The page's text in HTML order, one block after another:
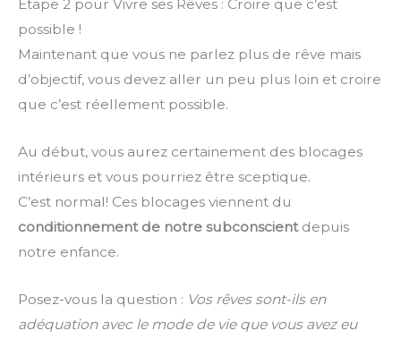
Étape 2 pour Vivre ses Rêves : Croire que c’est
possible !
Maintenant que vous ne parlez plus de rêve mais
d’objectif, vous devez aller un peu plus loin et croire
que c’est réellement possible.
Au début, vous aurez certainement des blocages
intérieurs et vous pourriez être sceptique.
C’est normal! Ces blocages viennent du
conditionnement de notre subconscientdepuis
notre enfance.
Posez-vous la question : Vos rêves sont-ils en
adéquation avec le mode de vie que vous avez eu